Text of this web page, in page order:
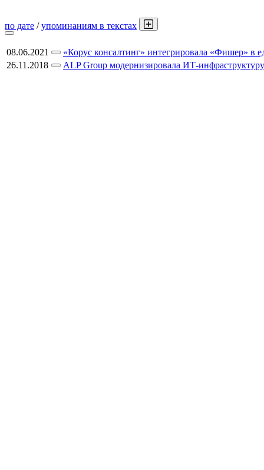
по дате /упоминаниям в текстах
08.06.2021
«Корус консалтинг» интегрировала «Фишер» в
26.11.2018
ALP Group модернизировала ИТ-